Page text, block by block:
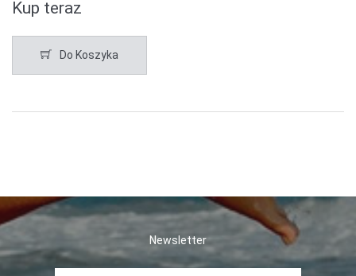
Kup teraz
Do Koszyka
Newsletter